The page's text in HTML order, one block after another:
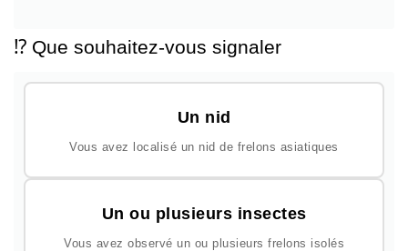
⁉️ Que souhaitez-vous signaler
Un nid
Vous avez localisé un nid de frelons asiatiques
Un ou plusieurs insectes
Vous avez observé un ou plusieurs frelons isolés